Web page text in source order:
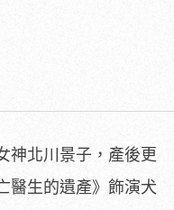
神北川景子， 產後更
醫生的遺產》 飾演犬